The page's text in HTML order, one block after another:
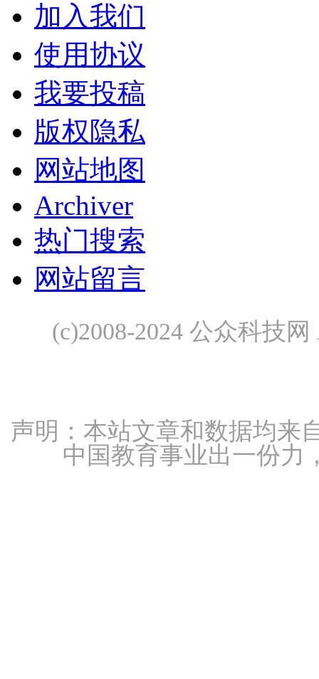
加入我们
使用协议
我要投稿
版权隐私
网站地图
Archiver
热门搜索
网站留言
(c)2008-2024 公众科技
声明：本站文章和数据均来
中国教育事业出一份力